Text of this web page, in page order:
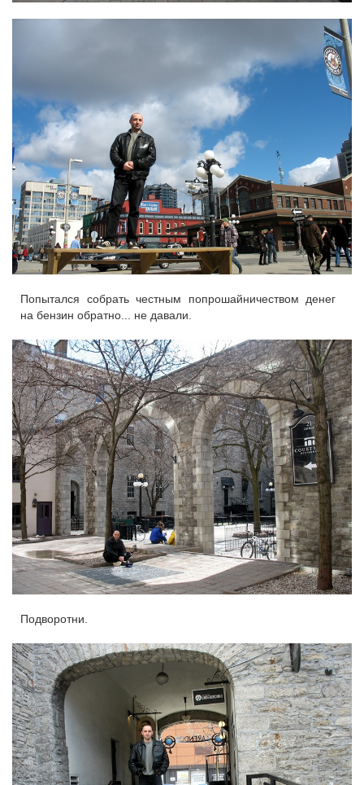
Попытался собрать честным попрошайничеством денег
на бензин обратно... не давали.
Подворотни.